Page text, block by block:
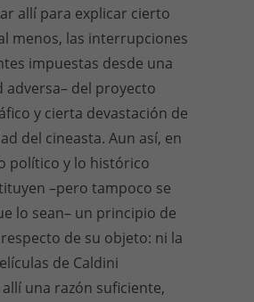
allí para explicar cierto
menos, las interrupciones
impuestas desde una
adversa– del proyecto
y cierta devastación de
del cineasta. Aun así, en
político y lo histórico
–pero tampoco se
lo sean– un principio de
de su objeto: ni la
de Caldini
una razón suficiente,